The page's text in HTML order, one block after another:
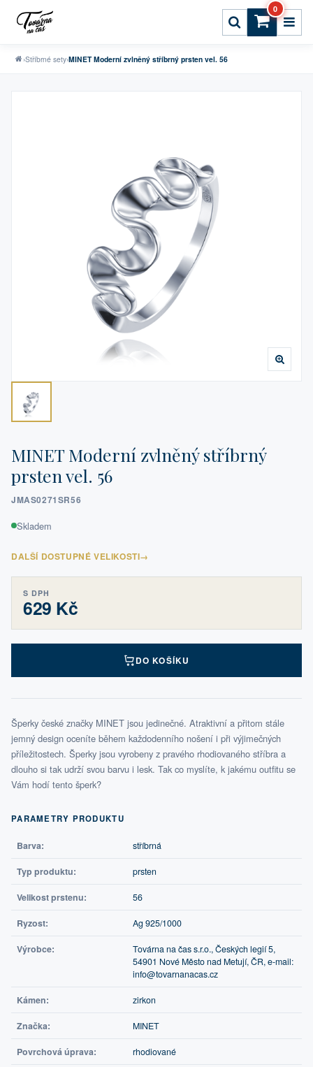
0
›Stříbrné sety›MINET Moderní zvlněný stříbrný prsten vel. 56
MINET Moderní zvlněný stříbrný
prsten vel. 56
JMAS0271SR56
Skladem
DALŠÍ DOSTUPNÉ VELIKOSTI→
S DPH
629 Kč
DO KOŠÍKU
Šperky české značky MINET jsou jedinečné. Atraktivní a přitom stále
jemný design oceníte během každodenního nošení i při výjimečných
příležitostech. Šperky jsou vyrobeny z pravého rhodiovaného stříbra a
dlouho si tak udrží svou barvu i lesk. Tak co myslíte, k jakému outfitu se
Vám hodí tento šperk?
PARAMETRY PRODUKTU
Barva: stříbrná
Typ produktu: prsten
Velikost prstenu: 56
Ryzost: Ag 925/1000
Výrobce:
Továrna na čas s.r.o., Českých legií 5,
54901 Nové Město nad Metují, ČR, e-mail:
info@tovarnanacas.cz
Kámen: zirkon
Značka: MINET
Povrchová úprava: rhodiované